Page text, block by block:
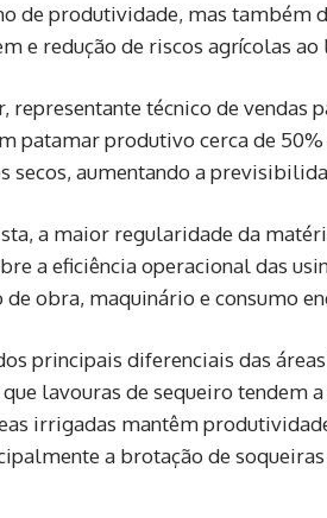
de produtividade, mas também
e redução de riscos agrícolas ao
representante técnico de vendas
patamar produtivo cerca de
secos, aumentando a
a maior regularidade da
a eficiência operacional das
obra, maquinário e consumo
principais diferenciais das
lavouras de sequeiro tendem
irrigadas mantêm
a brotação de